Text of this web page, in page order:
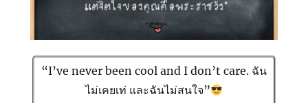
“I’ve never been cool and I don’t care. ฉัน
ไม่เคยเท่ และฉันไม่สนใจ”